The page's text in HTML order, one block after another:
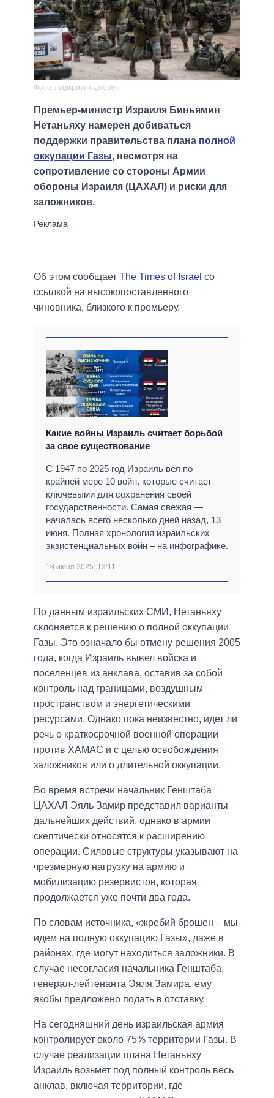
Фото з відкритих джерел
Премьер-министр Израиля Биньямин
Нетаньяху намерен добиваться
поддержки правительства плана полной
оккупации Газы, несмотря на
сопротивление со стороны Армии
обороны Израиля (ЦАХАЛ) и риски для
заложников.
Об этом сообщает The Times of Israel со
ссылкой на высокопоставленного
чиновника, близкого к премьеру.
Какие войны Израиль считает борьбой
за свое существование
С 1947 по 2025 год Израиль вел по
крайней мере 10 войн, которые считает
ключевыми для сохранения своей
государственности. Самая свежая —
началась всего несколько дней назад, 13
июня. Полная хронология израильских
экзистенциальных войн – на инфографике.
18 июня 2025, 13:11
По данным израильских СМИ, Нетаньяху
склоняется к решению о полной оккупации
Газы. Это означало бы отмену решения 2005
года, когда Израиль вывел войска и
поселенцев из анклава, оставив за собой
контроль над границами, воздушным
пространством и энергетическими
ресурсами. Однако пока неизвестно, идет ли
речь о краткосрочной военной операции
против ХАМАС и с целью освобождения
заложников или о длительной оккупации.
Во время встречи начальник Генштаба
ЦАХАЛ Эяль Замир представил варианты
дальнейших действий, однако в армии
скептически относятся к расширению
операции. Силовые структуры указывают на
чрезмерную нагрузку на армию и
мобилизацию резервистов, которая
продолжается уже почти два года.
По словам источника, «жребий брошен – мы
идем на полную оккупацию Газы», даже в
районах, где могут находиться заложники. В
случае несогласия начальника Генштаба,
генерал-лейтенанта Эяля Замира, ему
якобы предложено подать в отставку.
На сегодняшний день израильская армия
контролирует около 75% территории Газы. В
случае реализации плана Нетаньяху
Израиль возьмет под полный контроль весь
анклав, включая территории, где